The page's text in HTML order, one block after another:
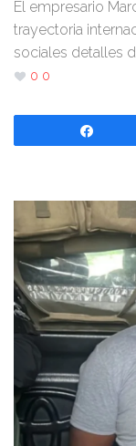
El empresario
trayectoria
sociales detalles
0 0